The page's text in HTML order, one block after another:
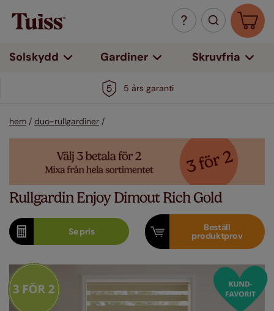
Solskydd Gardiner Skruvfria
5 års garanti
hem / duo-rullgardiner /
Rullgardin Enjoy Dimout Rich Gold
Sepris Beställ
produktprov